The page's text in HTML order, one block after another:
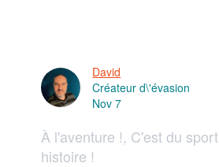
David
Créateur d\'évasion
Nov 7
À l'aventure !, C'est du
histoire !